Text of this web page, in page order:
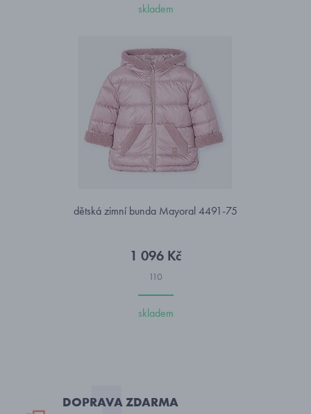
skladem
dětská zimní bunda Mayoral 4491-75
1 096 Kč
110
skladem
DOPRAVA ZDARMA